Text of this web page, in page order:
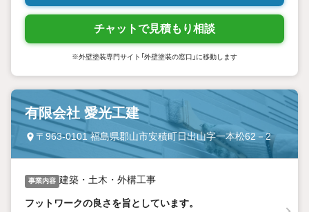
チャットで見積もり相談
※外壁塗装専門サイト「外壁塗装の窓口」に移動します
有限会社 愛光工建
〒963-0101 福島県郡山市安積町日出山字一本松62－2
事業内容 建築・土木・外構工事
フットワークの良さを旨としています。